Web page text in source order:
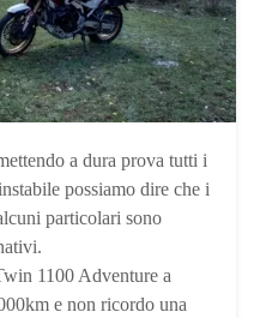
a dura prova tutti i
possiamo dire che i
particolari sono
1100 Adventure a
e non ricordo una